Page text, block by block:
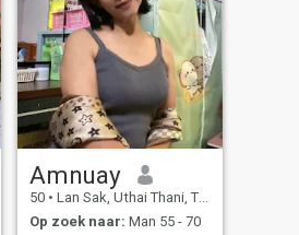
Amnuay
50 • Lan Sak, Uthai Thani, Thailand
Op zoek naar: Man 55 - 70